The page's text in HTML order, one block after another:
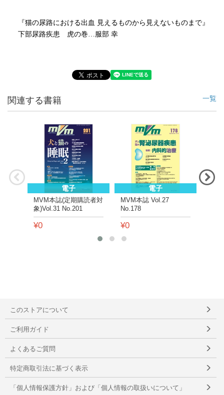
『猫の尿路における出血 見えるものから見えないものまで』
下部尿路疾患 虎の巻…服部 幸
関連する書籍 一覧
電子
MVM本誌(定期購読者対
象)Vol.31 No.201
¥0
電子
MVM本誌 Vol.27
No.178
¥0
このストアについて
ご利用ガイド
よくあるご質問
特定商取引法に基づく表示
「個人情報保護方針」および「個人情報の取扱いについて」